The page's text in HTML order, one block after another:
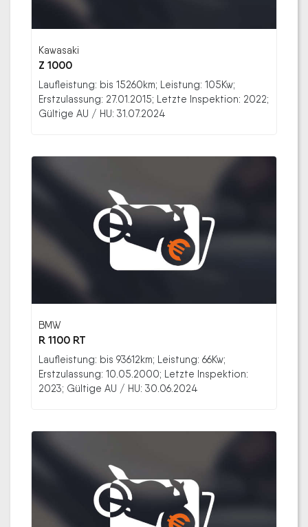
Kawasaki
Z 1000
Laufleistung: bis 15260km; Leistung: 105Kw;
Erstzulassung: 27.01.2015; Letzte Inspektion: 2022;
Gültige AU / HU: 31.07.2024
BMW
R 1100 RT
Laufleistung: bis 93612km; Leistung: 66Kw;
Erstzulassung: 10.05.2000; Letzte Inspektion:
2023; Gültige AU / HU: 30.06.2024